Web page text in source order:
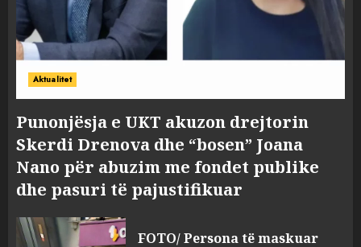
Aktualitet
Punonjësja e UKT akuzon drejtorin
Skerdi Drenova dhe “bosen” Joana
Nano për abuzim me fondet publike
dhe pasuri të pajustifikuar
FOTO/ Persona të maskuar